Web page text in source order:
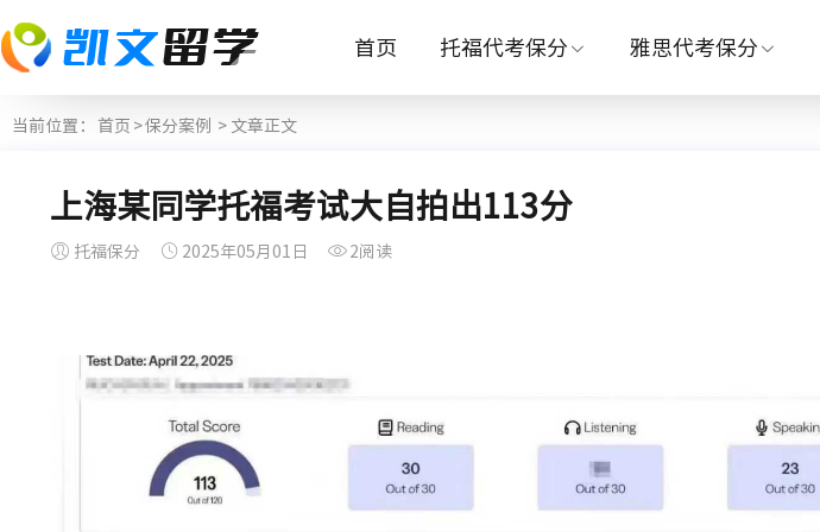
首页 托福代考保分 雅思代考保分
当前位置： 首页 >保分案例 > 文章正文
上海某同学托福考试大自拍出113分
托福保分 2025年05月01日 2阅读